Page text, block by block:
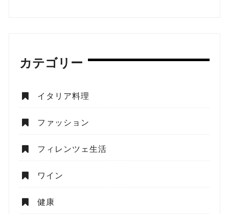
カテゴリー
イタリア料理
ファッション
フィレンツェ生活
ワイン
健康